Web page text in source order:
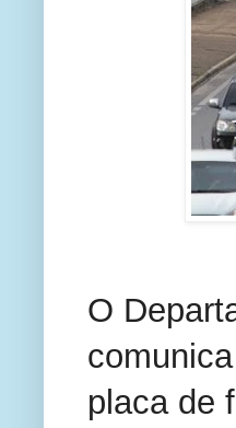
O
placa de